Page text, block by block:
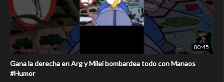
00:45
Gana la derecha en Arg y Milei bombardea todo con Manaos
#Humor